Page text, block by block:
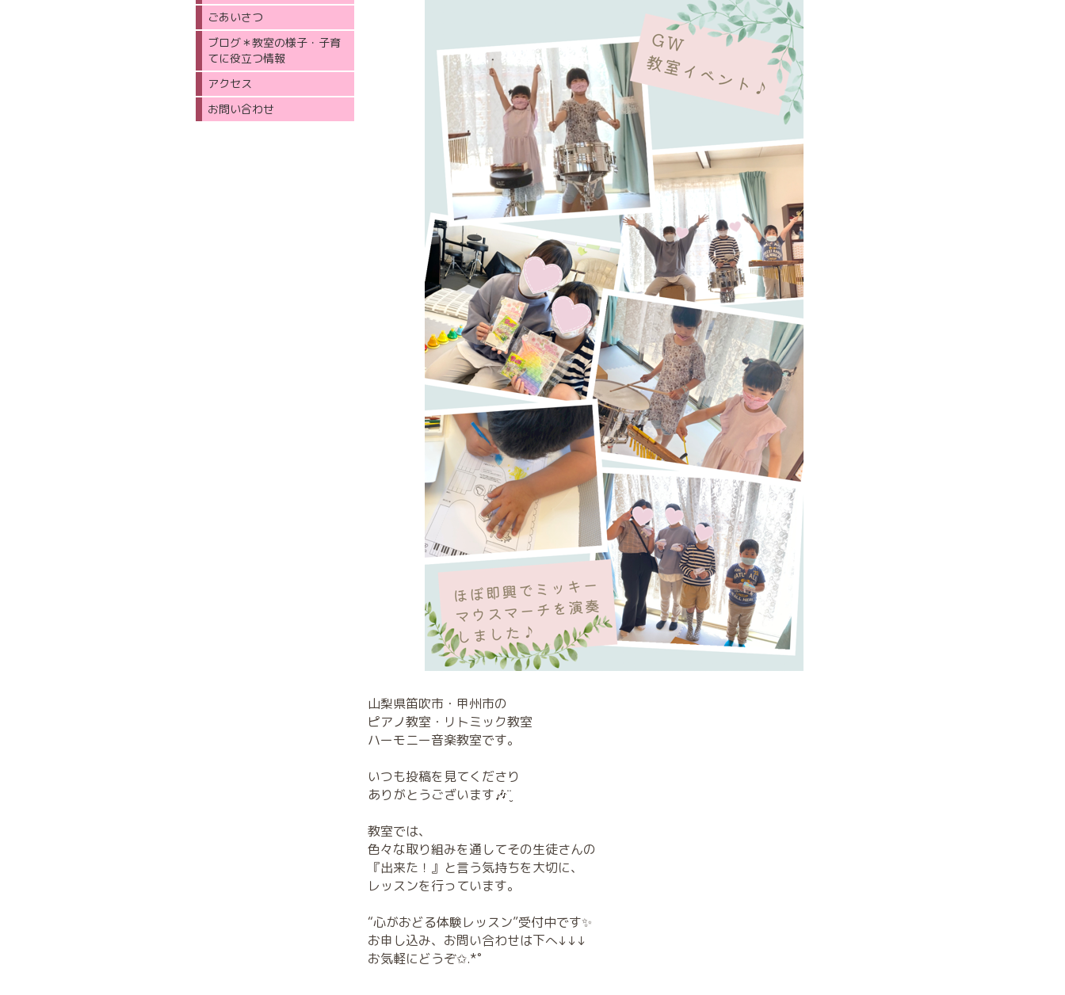
山梨県笛吹市・甲州市の
ピアノ教室・リトミック教室
ハーモニー音楽教室です。
いつも投稿を見てくださり
ありがとうございます🎶¨̮
教室では、
色々な取り組みを通してその生徒さんの
『出来た！』と言う気持ちを大切に、
レッスンを行っています。
“心がおどる体験レッスン”受付中です✨
お申し込み、お問い合わせは下へ↓↓↓
お気軽にどうぞ✩.*˚
ごあいさつ
ブログ＊教室の様子・子育
てに役立つ情報
アクセス
お問い合わせ